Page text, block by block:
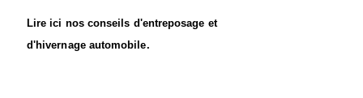
Lireici nos conseils d'entreposage et
d'hivernage automobile.